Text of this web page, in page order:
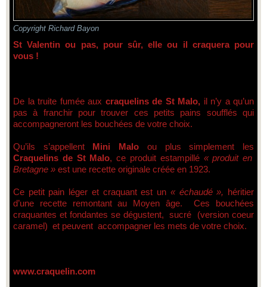
Copyright Richard Bayon
St Valentin ou pas, pour sûr, elle ou il craquera pour
vous !
De la truite fumée aux craquelins de St Malo, il n’y a qu’un
pas à franchir pour trouver ces petits pains soufflés qui
accompagneront les bouchées de votre choix.
Qu’ils s’appellentMini Malo ou plus simplement les
Craquelins de St Malo, ce produit estampillé « produit en
Bretagne » est une recette originale créée en 1923.
Ce petit pain léger et craquant est un « échaudé », héritier
d’une recette remontant au Moyen âge. Ces bouchées
craquantes et fondantes se dégustent, sucré (version coeur
caramel) et peuvent accompagner les mets de votre choix.
www.craquelin.com